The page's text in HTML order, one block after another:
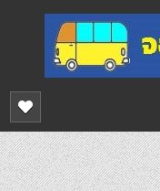
content
จองตั๋วรถตู้ออน
บริการจองตั๋วรถตู้ออน